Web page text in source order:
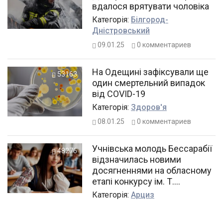
вдалося врятувати чоловіка
Категорiя: Білгород-
Дністровський
09.01.25 0 комментариев
53163
На Одещині зафіксували ще
один смертельний випадок
від COVID-19
Категорiя: Здоров'я
08.01.25 0 комментариев
48276
Учнівська молодь Бессарабії
відзначилась новими
досягненнями на обласному
етапі конкурсу ім. Т.
Шевченка
Категорiя: Арциз